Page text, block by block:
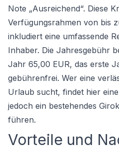
Note „Ausreichend“. Diese
Verfügungsrahmen von bis
inkludiert eine umfassende
Inhaber. Die Jahresgebühr
Jahr 65,00 EUR, das erste
gebührenfrei. Wer eine
Urlaub sucht, findet hier
jedoch ein bestehendes
führen.
Vorteile und